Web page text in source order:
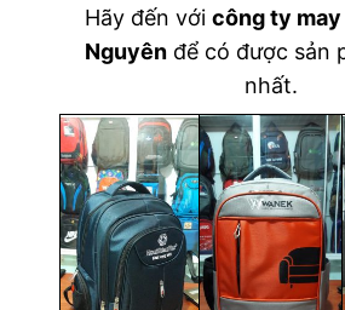
Hãy đến với công ty
Nguyênđể có được sản
nhất.